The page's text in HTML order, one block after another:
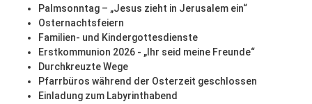
Palmsonntag – „Jesus zieht in Jerusalem ein“
Osternachtsfeiern
Familien- und Kindergottesdienste
Erstkommunion 2026 - „Ihr seid meine Freunde“
Durchkreuzte Wege
Pfarrbüros während der Osterzeit geschlossen
Einladung zum Labyrinthabend